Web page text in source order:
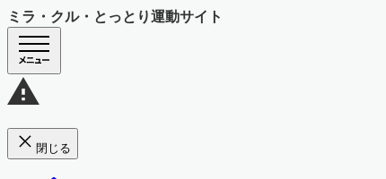
ミラ・クル・とっとり運動サイト
閉じる